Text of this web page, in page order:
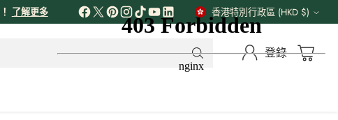
！ 了解更多
貨
幣
香港特別行政區 (HKD $)
登錄